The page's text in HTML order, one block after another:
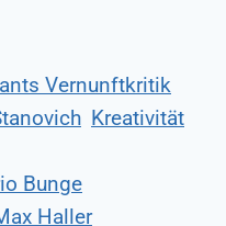
Vernunftkritik
Kreativität
Bunge
Haller